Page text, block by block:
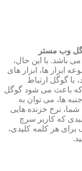
وب مستر
باشد. با این حال،
ابزار ها، ابزار های
با گوگل ارتباط
که باعث می شود گوگل
ها، می توان به
نرخ خزنده هایی
که کاربر سرچ
هر کلمه کلیدی،